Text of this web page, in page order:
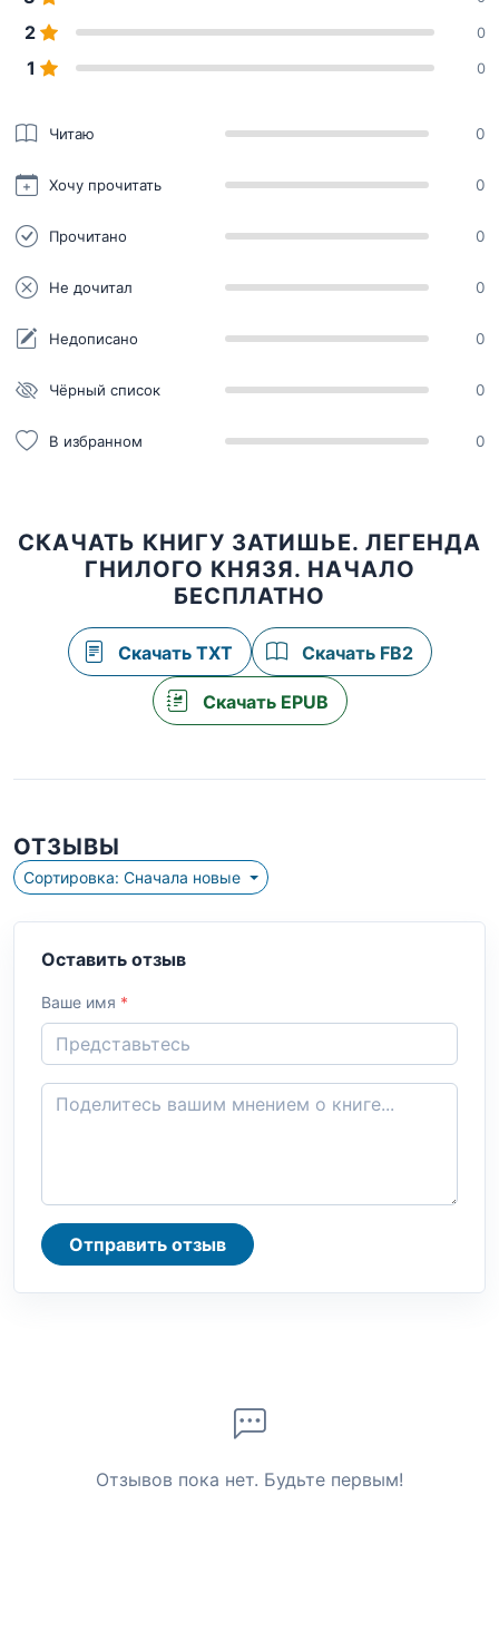
2 0
1 0
Читаю 0
Хочу прочитать 0
Прочитано 0
Не дочитал 0
Недописано 0
Чёрный список 0
В избранном 0
СКАЧАТЬ КНИГУ ЗАТИШЬЕ. ЛЕГЕНДА
ГНИЛОГО КНЯЗЯ. НАЧАЛО
БЕСПЛАТНО
Скачать TXT Скачать FB2
Скачать EPUB
ОТЗЫВЫ
Сортировка: Сначала новые
Оставить отзыв
Ваше имя *
Отправить отзыв
Отзывов пока нет. Будьте первым!